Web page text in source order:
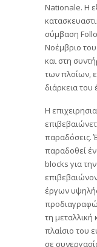
Nationale. Η
σύμβαση
Νοέμβριο του
και στη
των πλοίων,
διάρκεια του
Η
παραδόσεις.
παραδοθεί
blocks για
έργων
τη
πλαίσιο του
σε